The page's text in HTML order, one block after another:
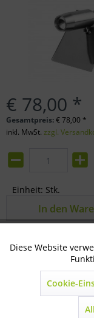
€ 78,00 *
Gesamtpreis:€78,00 *
inkl. MwSt. zzgl.
Einheit: Stk.
In den
Beschreibung
230Volt-250Watt /
Technisch
Marketing
Diese Website
Cookie-